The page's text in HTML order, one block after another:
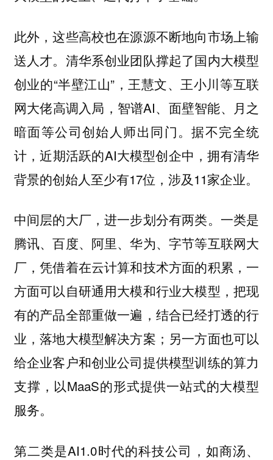
此外，这些高校也在源源不断地向市场上输
送人才。清华系创业团队撑起了国内大模型
创业的“半壁江山”，王慧文、王小川等互联
网大佬高调入局，智谱AI、面壁智能、月之
暗面等公司创始人师出同门。据不完全统
计，近期活跃的AI大模型创企中，拥有清华
背景的创始人至少有17位，涉及11家企业。
中间层的大厂，进一步划分有两类。一类是
腾讯、百度、阿里、华为、字节等互联网大
厂，凭借着在云计算和技术方面的积累，一
方面可以自研通用大模和行业大模型，把现
有的产品全部重做一遍，结合已经打透的行
业，落地大模型解决方案；另一方面也可以
给企业客户和创业公司提供模型训练的算力
支撑，以MaaS的形式提供一站式的大模型
服务。
第二类是AI1.0时代的科技公司，如商汤、